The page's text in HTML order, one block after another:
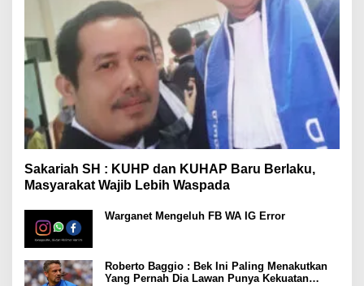
Sakariah SH : KUHP dan KUHAP Baru Berlaku,
Masyarakat Wajib Lebih Waspada
Warganet Mengeluh FB WA IG Error
Roberto Baggio : Bek Ini Paling Menakutkan
Yang Pernah Dia Lawan Punya Kekuatan